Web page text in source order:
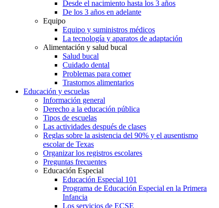
Desde el nacimiento hasta los 3 años
De los 3 años en adelante
Equipo
Equipo y suministros médicos
La tecnología y aparatos de adaptación
Alimentación y salud bucal
Salud bucal
Cuidado dental
Problemas para comer
Trastornos alimentarios
Educación y escuelas
Información general
Derecho a la educación pública
Tipos de escuelas
Las actividades después de clases
Reglas sobre la asistencia del 90% y el ausentismo
escolar de Texas
Organizar los registros escolares
Preguntas frecuentes
Educación Especial
Educación Especial 101
Programa de Educación Especial en la Primera
Infancia
Los servicios de ECSE